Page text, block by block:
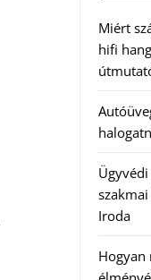
Miért
hifi
Iroda
Hogyan